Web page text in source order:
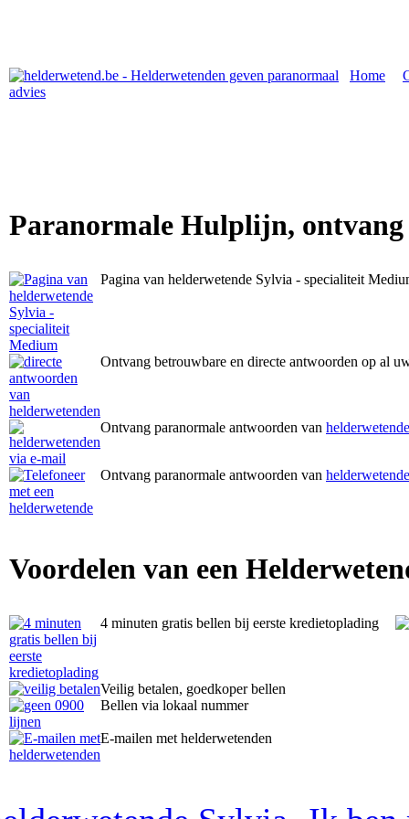
Home
Paranormale Hulplijn,
Pagina van helderwetende Sylvia - specialiteit
Ontvang betrouwbare en directe antwoorden op al
Ontvang paranormale antwoorden van
Ontvang paranormale antwoorden van
Voordelen van een
4 minuten gratis bellen bij eerste kredietoplading
Veilig betalen, goedkoper bellen
Bellen via lokaal nummer
E-mailen met helderwetenden